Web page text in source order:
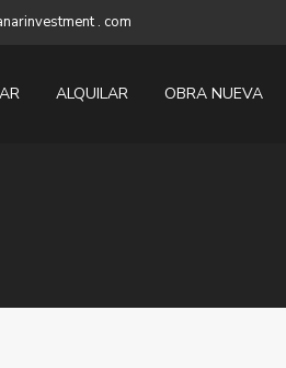
. com
ALQUILAR OBRA NUEVA